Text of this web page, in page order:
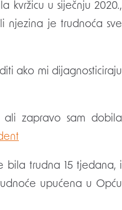
kvržicu u siječnju 2020.,
njezina je trudnoća sve
ako mi dijagnosticiraju
ali zapravo sam dobila
bila trudna 15 tjedana, i
upućena u Opću